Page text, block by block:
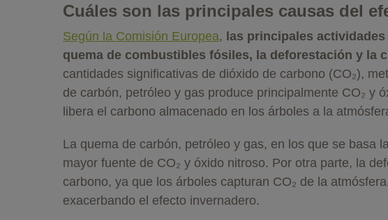
Cuáles son las principales causas del
Según la Comisión Europea, las principales
quema de combustibles fósiles, la deforestación y la
cantidades significativas de dióxido de carbono (CO₂),
de carbón, petróleo y gas produce principalmente CO₂ y
libera el carbono almacenado en los árboles a la
La quema de carbón, petróleo y gas, en los que se basa
mayor fuente de CO₂ y óxido nitroso. Por otra parte, la
carbono, ya que los árboles capturan CO₂ de la
exacerbando el efecto invernadero.